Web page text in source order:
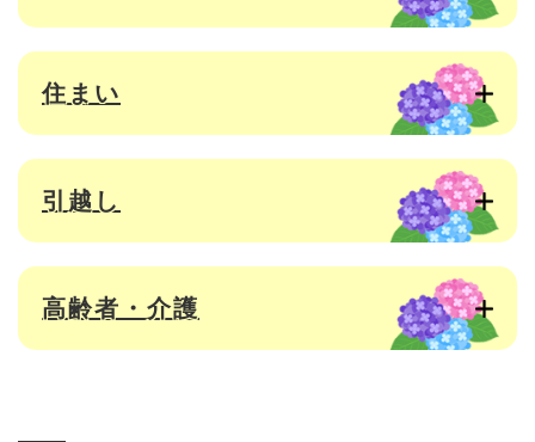
住まい
引越し
高齢者・介護